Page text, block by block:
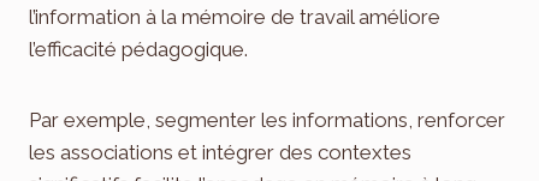
l’information à la mémoire de travail améliore
l’efficacité pédagogique.
Par exemple, segmenter les informations, renforcer
les associations et intégrer des contextes